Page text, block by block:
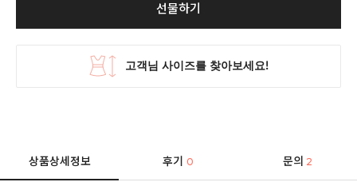
선물하기
상품상세정보 후기0 문의 2